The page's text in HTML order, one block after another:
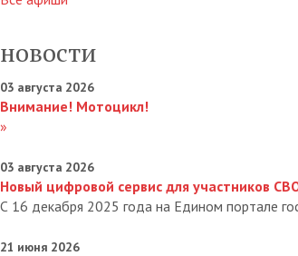
новости
03 августа 2026
Внимание! Мотоцикл!
»
03 августа 2026
Новый цифровой сервис для участников СВО
С 16 декабря 2025 года на Едином портале
21 июня 2026